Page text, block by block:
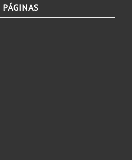
PÁGINAS